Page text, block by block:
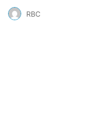
RBC